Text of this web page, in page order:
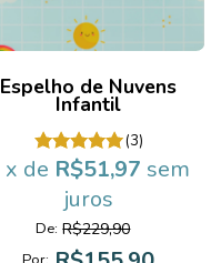
Espelho de Nuvens
Infantil
(3)
x de R$51,97 sem
juros
De: R$229,90